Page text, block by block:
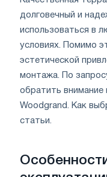
долговечный и
использоваться в
условиях. Помимо
эстетической
монтажа. По
обратить внимание
Woodgrand. Как
статьи.